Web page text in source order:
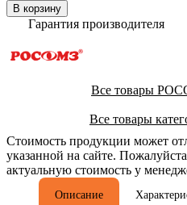
В корзину
Гарантия производителя
Все товары
Все товары
Стоимость продукции может
указанной на сайте.
актуальную стоимость у
Описание